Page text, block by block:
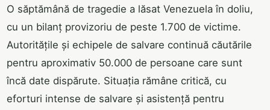
O săptămână de tragedie a lăsat Venezuela în doliu,
cu un bilanț provizoriu de peste 1.700 de victime.
Autoritățile și echipele de salvare continuă căutările
pentru aproximativ 50.000 de persoane care sunt
încă date dispărute. Situația rămâne critică, cu
eforturi intense de salvare și asistență pentru